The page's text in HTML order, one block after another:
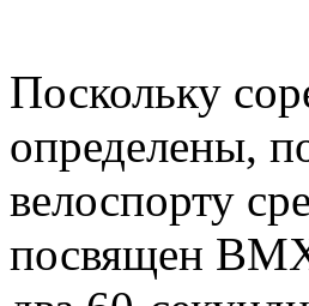
Поскольку
определены,
велоспорту
посвящен